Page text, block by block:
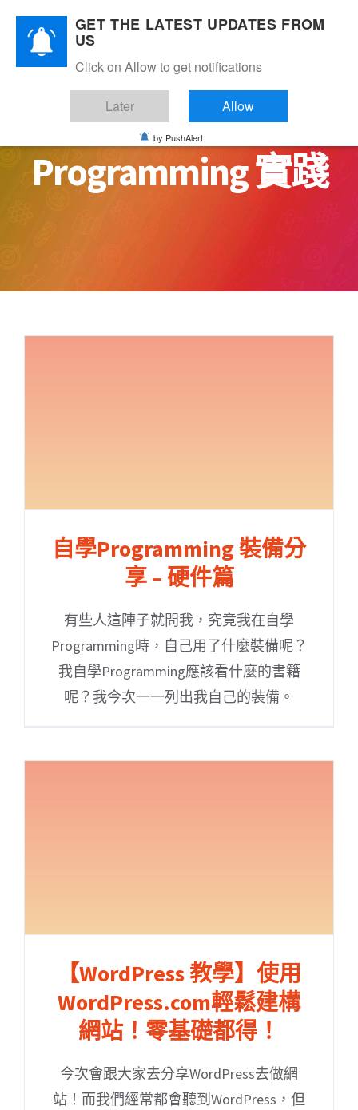
Skip
content
Programming 實踐
自學Programming 裝備分
享 – 硬件篇
有些人這陣子就問我，究竟我在自學
Programming時，自己用了什麼裝備呢？
我自學Programming應該看什麼的書籍
呢？我今次一一列出我自己的裝備。
【WordPress 教學】使用
WordPress.com輕鬆建構
網站！零基礎都得！
今次會跟大家去分享WordPress去做網
站！而我們經常都會聽到WordPress，但
GET THE LATEST UPDATES FROM
US
Click on Allow to get notifications
Later Allow
by PushAlert